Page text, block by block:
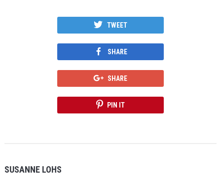
TWEET
SHARE
SHARE
PIN IT
SUSANNE LOHS